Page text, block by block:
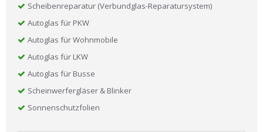
Scheibenreparatur (Verbundglas-Reparatursystem)
Autoglas für PKW
Autoglas für Wohnmobile
Autoglas für LKW
Autoglas für Busse
Scheinwerfergläser & Blinker
Sonnenschutzfolien